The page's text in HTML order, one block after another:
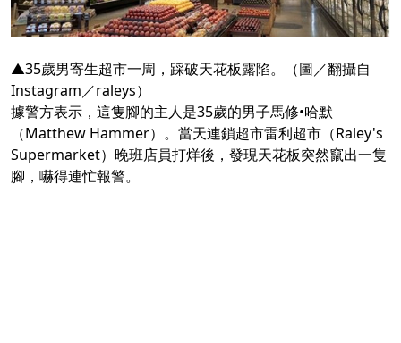
▲35歲男寄生超市一周，踩破天花板露陷。（圖／翻攝自
Instagram／raleys）
據警方表示，這隻腳的主人是35歲的男子馬修•哈默
（Matthew Hammer）。當天連鎖超市雷利超市（Raley's
Supermarket）晚班店員打烊後，發現天花板突然竄出一隻
腳，嚇得連忙報警。